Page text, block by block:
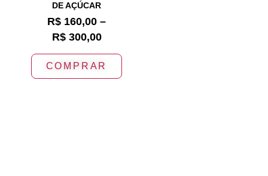
DE AÇÚCAR
R$ 160,00 –
R$300,00
COMPRAR